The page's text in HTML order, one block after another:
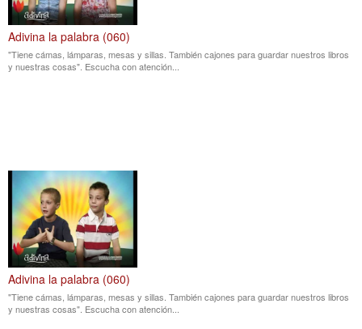
Adivina la palabra (060)
"Tiene cámas, lámparas, mesas y sillas. También cajones para guardar nuestros libros
y nuestras cosas". Escucha con atención...
Adivina la palabra (060)
"Tiene cámas, lámparas, mesas y sillas. También cajones para guardar nuestros libros
y nuestras cosas". Escucha con atención...